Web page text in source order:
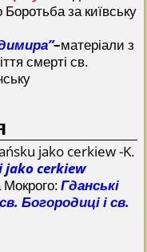
Боротьба за київську
–матеріали з
смерті св.
jako cerkiew -K.
jako cerkiew
Гданські
Богородиці і св.